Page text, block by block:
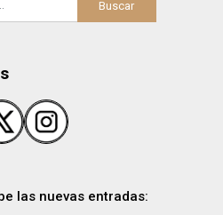
las nuevas entradas: